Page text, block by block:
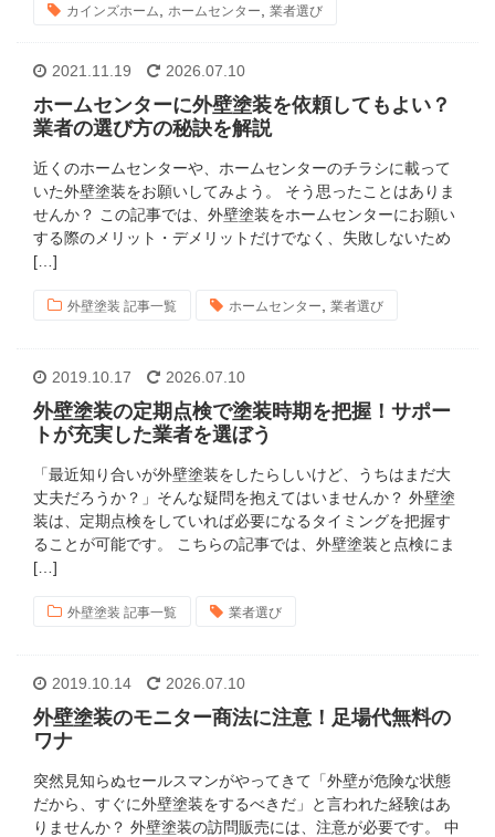
カインズホーム ホームセンター 業者選び
2021.11.19 2026.07.10
ホームセンターに外壁塗装を依頼してもよい？
業者の選び方の秘訣を解説
近くのホームセンターや、ホームセンターのチラシに載って
いた外壁塗装をお願いしてみよう。 そう思ったことはありま
せんか？ この記事では、外壁塗装をホームセンターにお願い
する際のメリット・デメリットだけでなく、失敗しないため
[…]
外壁塗装 記事一覧 ホームセンター 業者選び
2019.10.17 2026.07.10
外壁塗装の定期点検で塗装時期を把握！サポー
トが充実した業者を選ぼう
「最近知り合いが外壁塗装をしたらしいけど、うちはまだ大
丈夫だろうか？」そんな疑問を抱えてはいませんか？ 外壁塗
装は、定期点検をしていれば必要になるタイミングを把握す
ることが可能です。 こちらの記事では、外壁塗装と点検にま
[…]
外壁塗装 記事一覧 業者選び
2019.10.14 2026.07.10
外壁塗装のモニター商法に注意！足場代無料の
ワナ
突然見知らぬセールスマンがやってきて「外壁が危険な状態
だから、すぐに外壁塗装をするべきだ」と言われた経験はあ
りませんか？ 外壁塗装の訪問販売には、注意が必要です。 中